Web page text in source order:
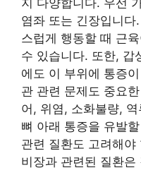
염좌 또는 긴장입니
스럽게 행동할 때 근
수 있습니다. 또한, 갑
에도 이 부위에 통증
관 관련 문제도 중요
어, 위염, 소화불량,
뼈 아래 통증을 유발
관련 질환도 고려해
비장과 관련된 질환